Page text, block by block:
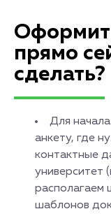
прямо
сделать?
Для
анкету, где
контактные
университет
располагаем
шаблонов